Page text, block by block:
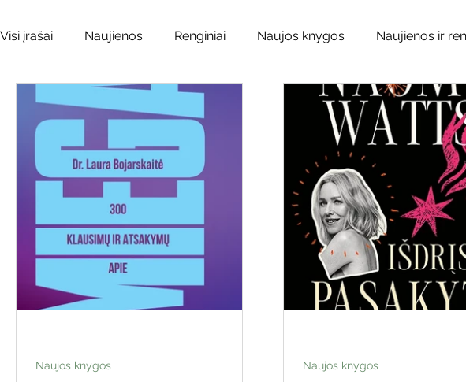
Visi įrašai Naujienos Renginiai Naujos knygos Naujienos ir
Leidiniai apie Varėnos kraštą Kilnojamos parodos Sidabrinės bitės
Vinco Krėvės-Mickevičiaus literatūr Literatų klubo veikla
Kaimo bibliotekų renginiai Poezijos pavasarėlis Ežio dvaras
Naujos knygos Naujos knygos